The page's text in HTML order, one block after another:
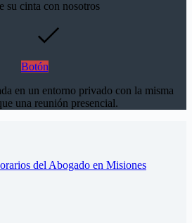
su cinta con nosotros
Botón
en un entorno privado con la misma
una reunión presencial.
del Abogado en Misiones